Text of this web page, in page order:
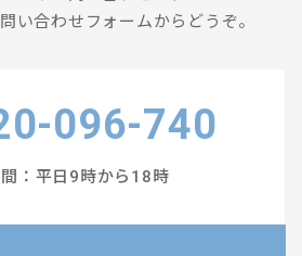
い合わせフォームからどうぞ。
096-740
：平日9時から18時